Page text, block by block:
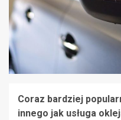
Coraz bardziej
innego jak usługa